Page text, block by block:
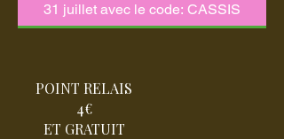
POINT RELAIS
4€
ET GRATUIT